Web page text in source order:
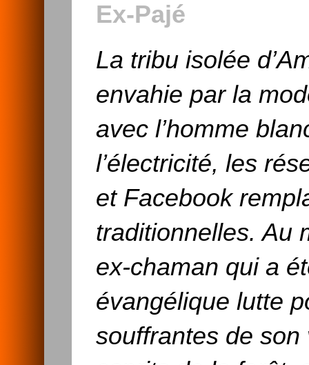
Ex-Pajé
La tribu isolée
envahie par la
avec l’homme
l’électricité, les
et Facebook
traditionnelles. Au
ex-chaman qui a
évangélique lutte
souffrantes de